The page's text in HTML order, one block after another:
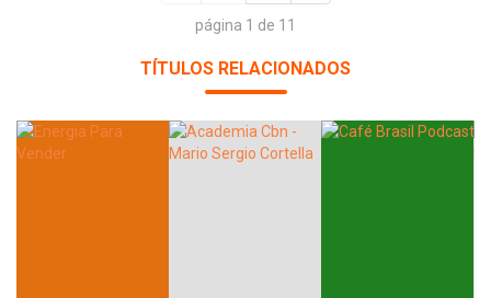
página 1 de 11
TÍTULOS RELACIONADOS